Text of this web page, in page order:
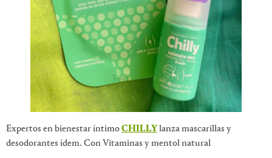
Expertos en bienestar íntimoCHILLY lanza mascarillas y
desodorantes ídem. Con Vitaminas y mentol natural